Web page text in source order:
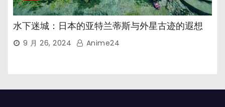
水下迷城：日本的亚特兰蒂斯与外星古迹的遐想
9 月 26, 2024 Anime24